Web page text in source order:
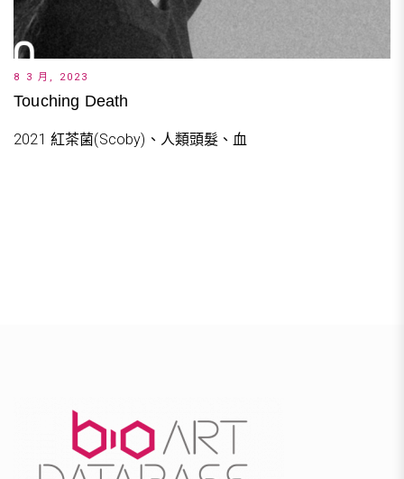
8 3 月, 2023
Touching Death
2021 紅茶菌(Scoby)、人類頭髮、血